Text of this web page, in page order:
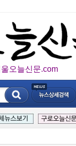
오늘신문.com